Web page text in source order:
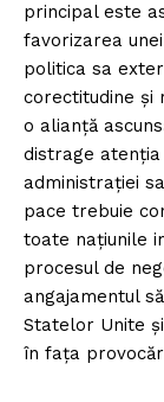
principal este
favorizarea
politica sa
corectitudine și
o alianță
distrage
administrației
pace trebuie
toate națiunile
procesul de
angajamentul
Statelor Unite
în fața